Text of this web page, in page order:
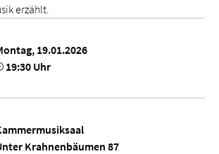
erzählt.
19.01.2026
19:30 Uhr
Krahnenbäumen 87